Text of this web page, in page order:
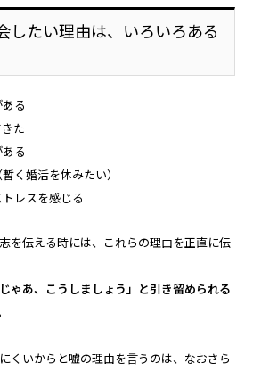
したい理由は、いろいろある
る
た
る
く婚活を休みたい）
レスを感じる
を伝える時には、これらの理由を正直に伝
ゃあ、こうしましょう」と引き留められる
くいからと嘘の理由を言うのは、なおさら